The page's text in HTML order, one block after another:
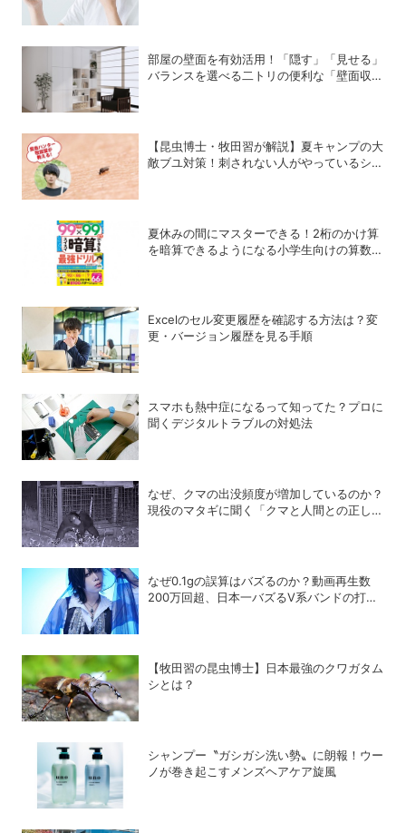
部屋の壁面を有効活用！「隠す」「見せる」
バランスを選べる二トリの便利な「壁面収
【昆虫博士・牧田習が解説】夏キャンプの大
敵ブユ対策！刺されない人がやっているシン
夏休みの間にマスターできる！2桁のかけ算
を暗算できるようになる小学生向けの算数ド
Excelのセル変更履歴を確認する方法は？変
更・バージョン履歴を見る手順
スマホも熱中症になるって知ってた？プロに
聞くデジタルトラブルの対処法
なぜ、クマの出没頻度が増加しているのか？
現役のマタギに聞く「クマと人間との正しい
なぜ0.1gの誤算はバズるのか？動画再生数
200万回超、日本一バズるV系バンドの打算
【牧田習の昆虫博士】日本最強のクワガタム
シとは？
シャンプー〝ガシガシ洗い勢〟に朗報！ウー
ノが巻き起こすメンズヘアケア旋風